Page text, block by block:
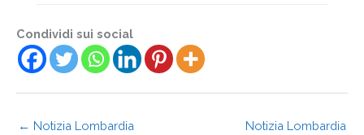
Condividi sui social
← Notizia Lombardia
Notizia Lombardia